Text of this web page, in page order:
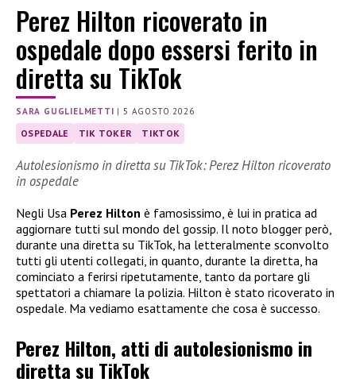
Perez Hilton ricoverato in
ospedale dopo essersi ferito in
diretta su TikTok
SARA GUGLIELMETTI |5 AGOSTO 2026
OSPEDALE TIK TOKER TIKTOK
Autolesionismo in diretta su TikTok: Perez Hilton ricoverato
in ospedale
Negli Usa Perez Hilton è famosissimo, è lui in pratica ad
aggiornare tutti sul mondo del gossip. Il noto blogger però,
durante una diretta su TikTok, ha letteralmente sconvolto
tutti gli utenti collegati, in quanto, durante la diretta, ha
cominciato a ferirsi ripetutamente, tanto da portare gli
spettatori a chiamare la polizia. Hilton è stato ricoverato in
ospedale. Ma vediamo esattamente che cosa è successo.
Perez Hilton, atti di autolesionismo in
diretta su TikTok